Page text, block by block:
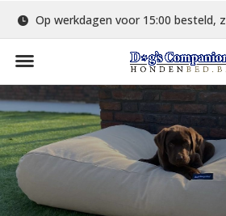
Op werkdagen voor 15:00 besteld, zelfde dag verstuurd